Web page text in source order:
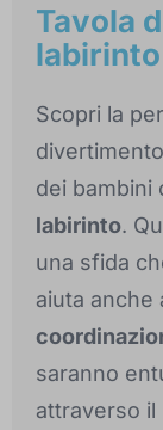
Tavola
labirinto
Scopri la
dei bambini
labirinto.
una sfida
aiuta anche
saranno
attraverso il